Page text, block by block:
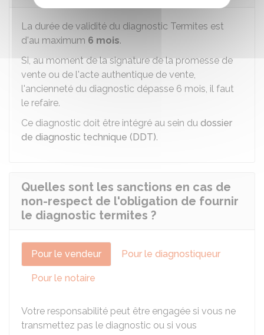
La durée de validité du diagnostic Termites est
d'au maximum 6 mois.
Si, au moment de la signature de la promesse de
vente ou de l'acte authentique de vente,
l'ancienneté du diagnostic dépasse 6 mois, il faut
le refaire.
Ce diagnostic doit être intégré au sein du dossier
de diagnostic technique (DDT).
Quelles sont les sanctions en cas de
non-respect de l'obligation de fournir
le diagnostic termites ?
Pour le vendeur Pour le diagnostiqueur
Pour le notaire
Votre responsabilité peut être engagée si vous ne
transmettez pas le diagnostic ou si vous